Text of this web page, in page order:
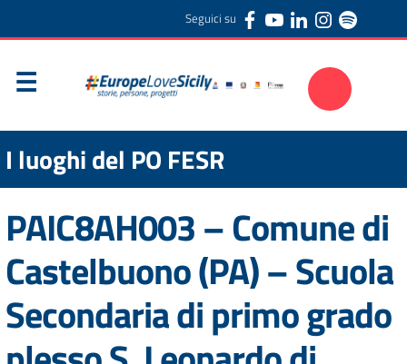
Seguici su
I luoghi del PO FESR
PAIC8AH003 – Comune di
Castelbuono (PA) – Scuola
Secondaria di primo grado